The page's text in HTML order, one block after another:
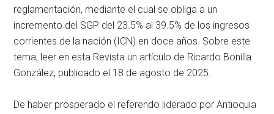
reglamentación, mediante el cual se obliga a un
incremento del SGP del 23.5% al 39.5% de los ingresos
corrientes de la nación (ICN) en doce años. Sobre este
tema, leer en esta Revista un artículo de Ricardo Bonilla
González, publicado el 18 de agosto de 2025.
De haber prosperado el referendo liderado por Antioquia